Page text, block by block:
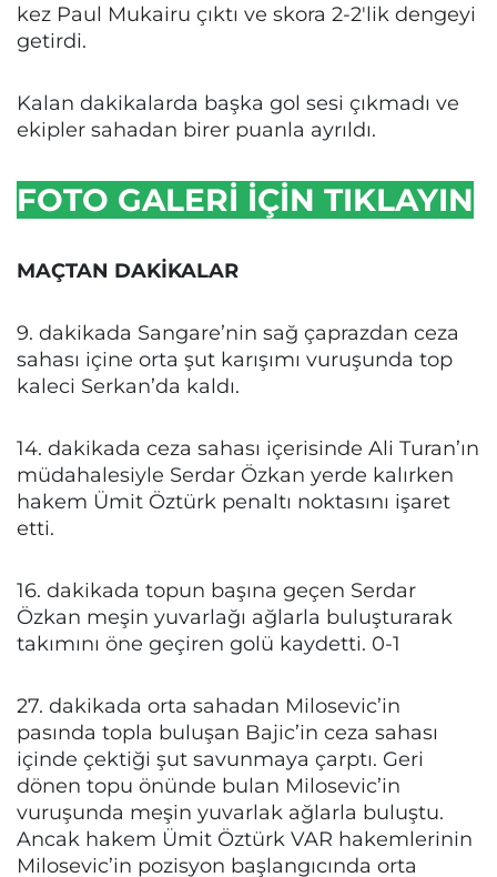
kez Paul Mukairu çıktı ve skora 2-2'lik dengeyi
getirdi.
Kalan dakikalarda başka gol sesi çıkmadı ve
ekipler sahadan birer puanla ayrıldı.
FOTO GALERİ İÇİN TIKLAYIN
MAÇTAN DAKİKALAR
9. dakikada Sangare’nin sağ çaprazdan ceza
sahası içine orta şut karışımı vuruşunda top
kaleci Serkan’da kaldı.
14. dakikada ceza sahası içerisinde Ali Turan’ın
müdahalesiyle Serdar Özkan yerde kalırken
hakem Ümit Öztürk penaltı noktasını işaret
etti.
16. dakikada topun başına geçen Serdar
Özkan meşin yuvarlağı ağlarla buluşturarak
takımını öne geçiren golü kaydetti. 0-1
27. dakikada orta sahadan Milosevic’in
pasında topla buluşan Bajic’in ceza sahası
içinde çektiği şut savunmaya çarptı. Geri
dönen topu önünde bulan Milosevic’in
vuruşunda meşin yuvarlak ağlarla buluştu.
Ancak hakem Ümit Öztürk VAR hakemlerinin
Milosevic’in pozisyon başlangıcında orta